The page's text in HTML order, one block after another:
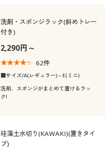
洗剤・スポンジラック(斜めトレー
付き)
2,290円～
62件
■サイズ/A(レギュラー)～E(ミニ)
洗剤、スポンジがまとめて置けるラッ
ク!
珪藻土水切り(KAWAKI)(置きタイ
プ)